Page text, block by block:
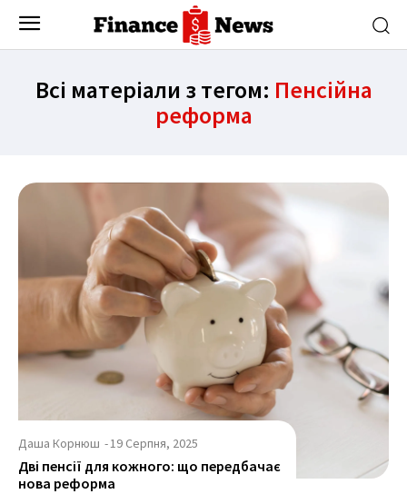
Всі матеріали з тегом: Пенсійна
реформа
Даша Корнюш -19 Серпня, 2025
Дві пенсії для кожного: що передбачає
нова реформа